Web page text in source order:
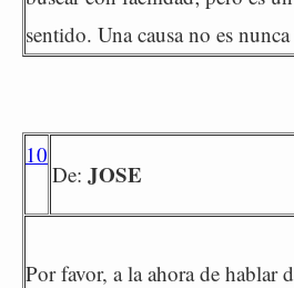
sentido. Una causa no es
10
De: JOSE
Por favor, a la ahora de hablar